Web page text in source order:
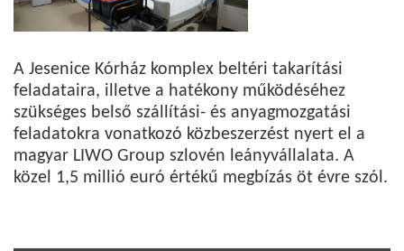
A Jesenice Kórház komplex beltéri takarítási
feladataira, illetve a hatékony működéséhez
szükséges belső szállítási- és anyagmozgatási
feladatokra vonatkozó közbeszerzést nyert el a
magyar LIWO Group szlovén leányvállalata. A
közel 1,5 millió euró értékű megbízás öt évre szól.